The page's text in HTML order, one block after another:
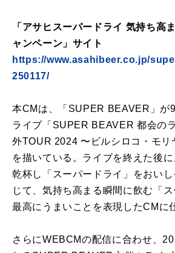
「アサヒスーパードライ 気持ち高
ャンペーン」サイト
https://www.asahibeer.co.jp/
250117/
本CMは、「SUPER BEAVER」が
ライブ「SUPER BEAVER 都会の
外TOUR 2024 〜ビルシロコ・モリ
を描いている。ライブを終えた後
乾杯し「スーパードライ」をおい
じて、気持ち高まる瞬間に飲む「
最高にうまいことを表現したCMに
さらにWEBCMの配信に合わせ、